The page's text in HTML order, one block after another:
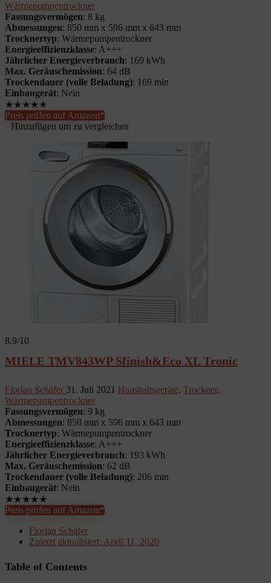
Wärmepumpentrockner
Fassungsvermögen: 8 kg
Abmessungen: 850 mm x 596 mm x 643 mm
Trocknertyp: Wärmepumpentrockner
Energieeffizienzklasse: A+++
Jährlicher Energieverbrauch: 169 kWh
Max. Geräuschemission: 64 dB
Trockendauer (volle Beladung): 169 min
Einbaugerät: Nein
★★★★★
Preis prüfen auf Amazon*
Hinzufügen um zu vergleichen
8.9/10
MIELE TMV843WP Sfinish&Eco XL Tronic
Florian Schäfer 31. Juli 2021 Haushaltsgeräte, Trockner,
Wärmepumpentrockner
Fassungsvermögen: 9 kg
Abmessungen: 850 mm x 596 mm x 643 mm
Trocknertyp: Wärmepumpentrockner
Energieeffizienzklasse: A+++
Jährlicher Energieverbrauch: 193 kWh
Max. Geräuschemission: 62 dB
Trockendauer (volle Beladung): 206 min
Einbaugerät: Nein
★★★★★
Preis prüfen auf Amazon*
Florian Schäfer
Zuletzt aktualisiert: April 11, 2020
Table of Contents